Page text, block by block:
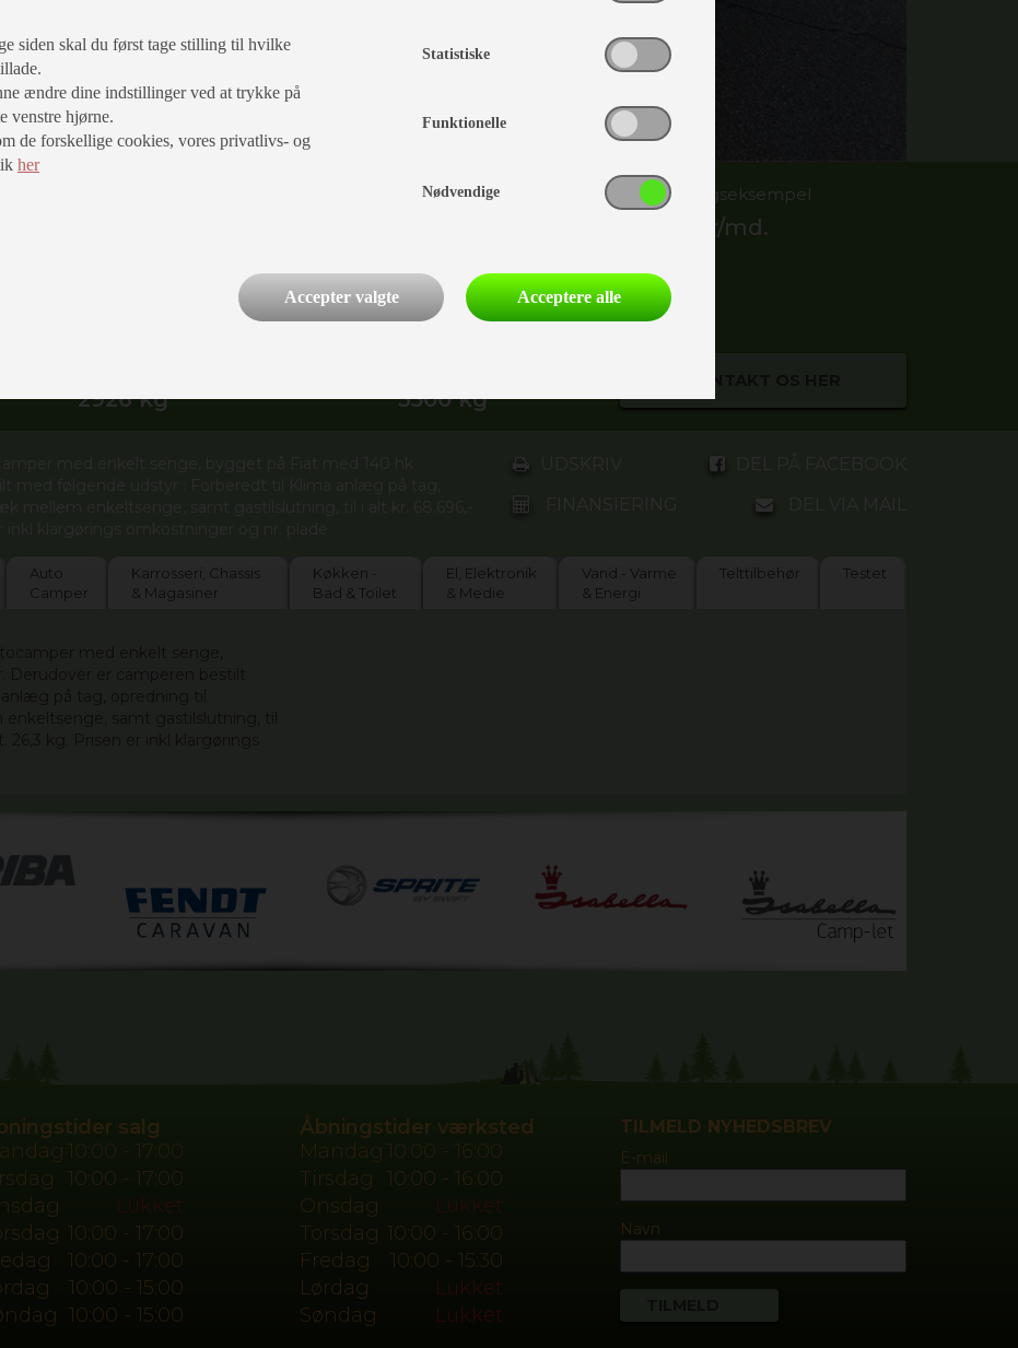
pris
Finansieringseksempel
kr/md.
2926 kg
3500 kg
Auto
Camper
Karrosseri, Chassis
& Magasiner
Køkken -
Bad & Toilet
El, Elektronik
& Medie
Vand - Varme
& Energi
Telttilbehør Testet
TILMELD NYHEDSBREV
E-mail
Navn
salg
10:00 - 17:00
10:00 - 17:00
Lukket
10:00 - 17:00
10:00 - 17:00
10:00 - 15:00
10:00 - 15:00
Åbningstider værksted
Mandag 10:00 - 16:00
Tirsdag
10:00 - 16:00
Onsdag
Lukket
Torsdag 10:00 - 16:00
Fredag
10:00 - 15:30
Lørdag
Lukket
Søndag
Lukket
siden skal du først tage stilling til hvilke
ændre dine indstillinger ved at trykke på
venstre hjørne.
de forskellige cookies, vores privatlivs- og
her
Statistiske
Funktionelle
Nødvendige
Accepter valgte Acceptere alle